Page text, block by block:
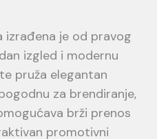
izrađena je od pravog
izgled i modernu
pruža elegantan
za brendiranje,
brži prenos
promotivni